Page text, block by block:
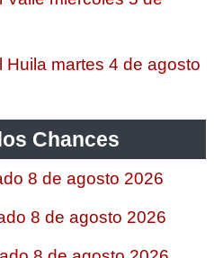
martes 4 de agosto
Chances
8 de agosto 2026
8 de agosto 2026